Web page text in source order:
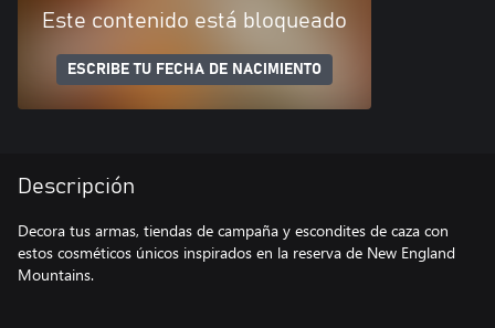
Este contenido está bloqueado
ESCRIBE TU FECHA DE NACIMIENTO
Descripción
Decora tus armas, tiendas de campaña y escondites de caza con
estos cosméticos únicos inspirados en la reserva de New England
Mountains.